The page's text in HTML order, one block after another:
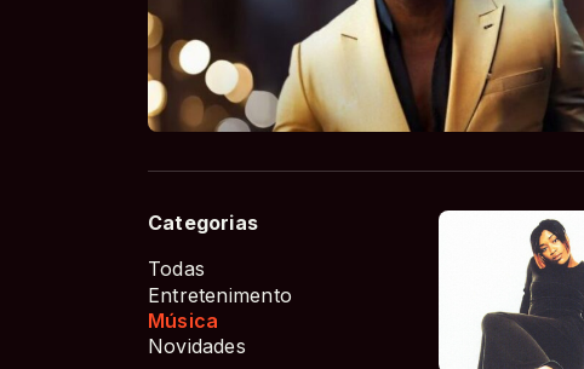
Categorias
Todas
Entretenimento
Música
Novidades